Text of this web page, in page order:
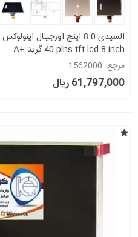
40 pins tft lcd 8 inch گرید +A
مرجع: 1562000
61,797,000 ریال